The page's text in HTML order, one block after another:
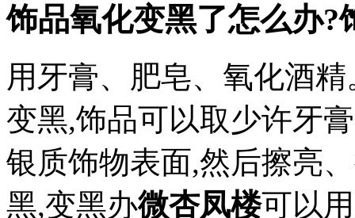
饰品氧化变黑了怎么办?
用牙膏、肥皂、氧化酒
变黑,饰品可以取少许牙
银质饰物表面,然后擦亮
黑,变黑办微杏凤楼可以